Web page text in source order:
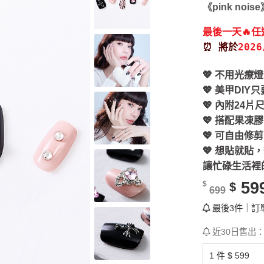
評分5.00
/ 5，已有
評分
《pink noise
最後一天🔥
⏰ 將於
💖 不用光療
💖 美甲DIY只
💖 內附24片
💖 搭配果凍
💖 可自由修
💖 想貼就貼
讓忙碌生活裡
$
699 $
最後3件｜訂
近30日售出：